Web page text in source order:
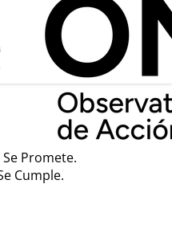
Promete.
Cumple.